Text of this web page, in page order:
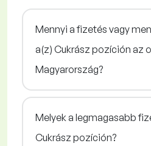
Mennyi a fizetés vagy
a(z) Cukrász pozíción az
Magyarország?
Melyek a legmagasabb
Cukrász pozíción?